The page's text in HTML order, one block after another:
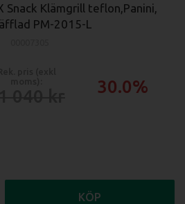
Snack Klämgrill teflon,Panini,
PM-2015-L
30.0%
KÖP